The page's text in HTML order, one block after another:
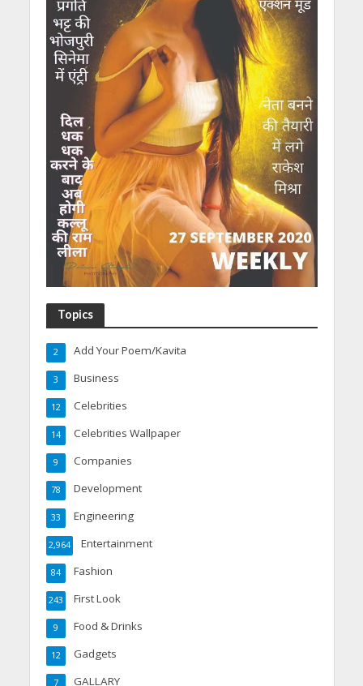
Topics
Add Your Poem/Kavita
2
Business
3
Celebrities
12
Celebrities Wallpaper
14
Companies
9
Development
78
Engineering
33
Entertainment
2,964
Fashion
84
First Look
243
Food & Drinks
9
Gadgets
12
GALLARY
7